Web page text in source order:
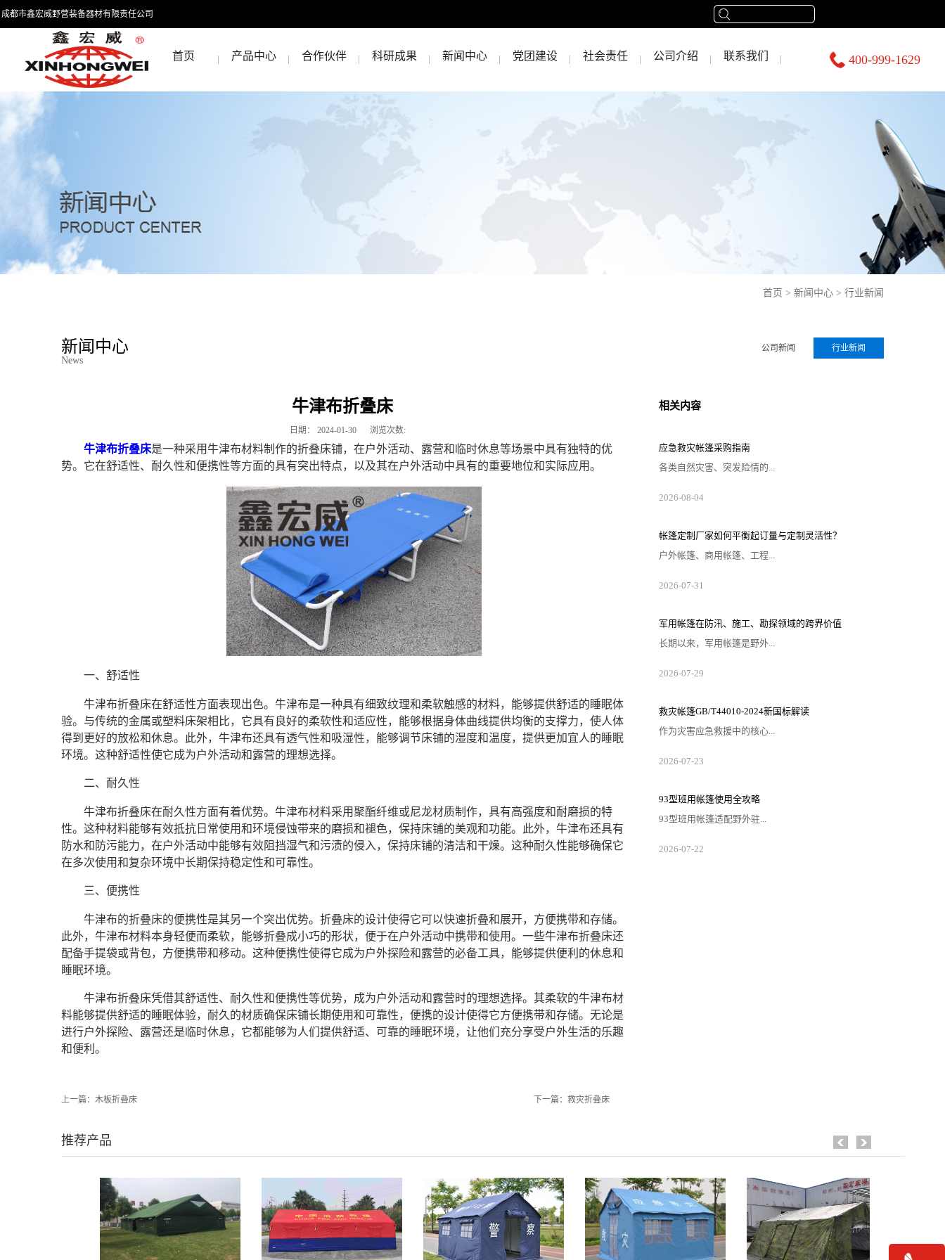
成都市鑫宏威野营装备器材有限责任公司
首页 产品中心 合作伙伴 科研成果 新闻中心 党团建设 社会责任 公司介绍 联系我们 400-999-1629
首页 > 新闻中心 > 行业新闻
新闻中心
News
公司新闻 行业新闻
牛津布折叠床
日期： 2024-01-30 浏览次数:
牛津布折叠床是一种采用牛津布材料制作的折叠床铺，在户外活动、露营和临时休息等场景中具有独特的优
势。它在舒适性、耐久性和便携性等方面的具有突出特点，以及其在户外活动中具有的重要地位和实际应用。
一、舒适性
牛津布折叠床在舒适性方面表现出色。牛津布是一种具有细致纹理和柔软触感的材料，能够提供舒适的睡眠体
验。与传统的金属或塑料床架相比，它具有良好的柔软性和适应性，能够根据身体曲线提供均衡的支撑力，使人体
得到更好的放松和休息。此外，牛津布还具有透气性和吸湿性，能够调节床铺的湿度和温度，提供更加宜人的睡眠
环境。这种舒适性使它成为户外活动和露营的理想选择。
二、耐久性
牛津布折叠床在耐久性方面有着优势。牛津布材料采用聚酯纤维或尼龙材质制作，具有高强度和耐磨损的特
性。这种材料能够有效抵抗日常使用和环境侵蚀带来的磨损和褪色，保持床铺的美观和功能。此外，牛津布还具有
防水和防污能力，在户外活动中能够有效阻挡湿气和污渍的侵入，保持床铺的清洁和干燥。这种耐久性能够确保它
在多次使用和复杂环境中长期保持稳定性和可靠性。
三、便携性
牛津布的折叠床的便携性是其另一个突出优势。折叠床的设计使得它可以快速折叠和展开，方便携带和存储。
此外，牛津布材料本身轻便而柔软，能够折叠成小巧的形状，便于在户外活动中携带和使用。一些牛津布折叠床还
配备手提袋或背包，方便携带和移动。这种便携性使得它成为户外探险和露营的必备工具，能够提供便利的休息和
睡眠环境。
牛津布折叠床凭借其舒适性、耐久性和便携性等优势，成为户外活动和露营时的理想选择。其柔软的牛津布材
料能够提供舒适的睡眠体验，耐久的材质确保床铺长期使用和可靠性，便携的设计使得它方便携带和存储。无论是
进行户外探险、露营还是临时休息，它都能够为人们提供舒适、可靠的睡眠环境，让他们充分享受户外生活的乐趣
和便利。
上一篇： 木板折叠床 下一篇： 救灾折叠床
相关内容
应急救灾帐篷采购指南
各类自然灾害、突发险情的...
2026-08-04
帐篷定制厂家如何平衡起订量与定制灵活性？
户外帐篷、商用帐篷、工程...
2026-07-31
军用帐篷在防汛、施工、勘探领域的跨界价值
长期以来，军用帐篷是野外...
2026-07-29
救灾帐篷GB/T44010-2024新国标解读
作为灾害应急救援中的核心...
2026-07-23
93型班用帐篷使用全攻略
93型班用帐篷适配野外驻...
2026-07-22
推荐产品